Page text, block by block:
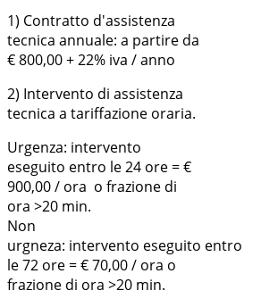
1) Contratto d'assistenza
tecnica annuale: a partire da
€ 800,00 + 22% iva / anno
2) Intervento di assistenza
tecnica a tariffazione oraria.
Urgenza: intervento
eseguito entro le 24 ore = €
900,00 / ora o frazione di
ora >20 min.
Non
urgneza: intervento eseguito entro
le 72 ore = € 70,00 / ora o
frazione di ora >20 min.